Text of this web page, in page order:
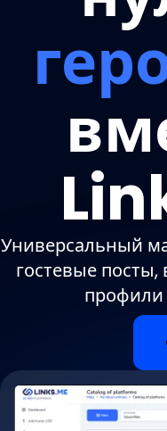
Универсальный
гостевые
профили